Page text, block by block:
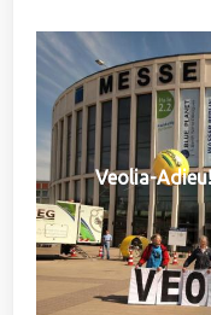
Veolia-